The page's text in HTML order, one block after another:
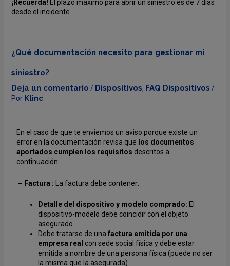
¡Recuerda! El plazo máximo para abrir un siniestro es de 7 días
desde el incidente.
¿Qué documentación necesito para gestionar mi
siniestro?
Deja un comentario / Dispositivos, FAQ Dispositivos /
Por Klinc
En el caso de que te enviemos un aviso porque existe un
error en la documentación revisa que los documentos
aportados cumplen los requisitos descritos a
continuación:
– Factura : La factura debe contener:
Detalle del dispositivo y modelo comprado: El
dispositivo-modelo debe coincidir con el objeto
asegurado.
Debe tratarse de una factura emitida por una
empresa real con sede social física y debe estar
emitida a nombre de una persona física (puede no ser
la misma que la asegurada).